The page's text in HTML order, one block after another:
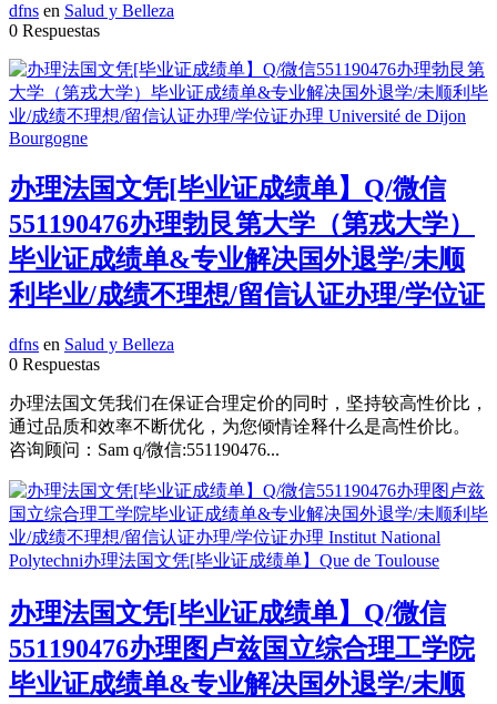
dfns en Salud y Belleza
0 Respuestas
办理法国文凭[毕业证成绩单】Q/微信
551190476办理勃艮第大学（第戎大学）
毕业证成绩单&专业解决国外退学/未顺
利毕业/成绩不理想/留信认证办理/学位证
dfns en Salud y Belleza
0 Respuestas
办理法国文凭我们在保证合理定价的同时，坚持较高性价比，
通过品质和效率不断优化，为您倾情诠释什么是高性价比。
咨询顾问：Sam q/微信:551190476...
办理法国文凭[毕业证成绩单】Q/微信
551190476办理图卢兹国立综合理工学院
毕业证成绩单&专业解决国外退学/未顺